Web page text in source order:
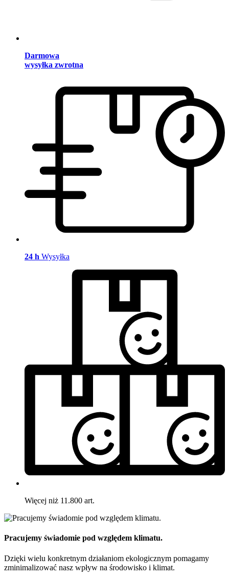
Darmowa
wysyłka zwrotna
24 h Wysyłka
Więcej niż 11.800 art.
Pracujemy świadomie pod względem klimatu.
Dzięki wielu konkretnym działaniom ekologicznym pomagamy
zminimalizować nasz wpływ na środowisko i klimat.